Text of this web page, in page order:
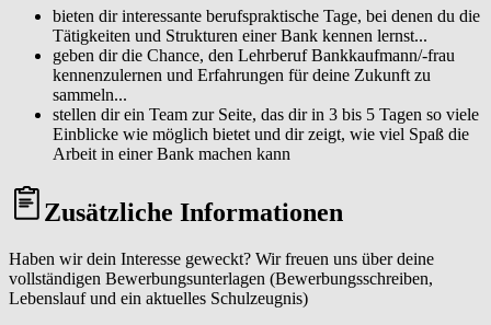
bieten dir interessante berufspraktische Tage, bei denen du die
Tätigkeiten und Strukturen einer Bank kennen lernst...
geben dir die Chance, den Lehrberuf Bankkaufmann/-frau
kennenzulernen und Erfahrungen für deine Zukunft zu
sammeln...
stellen dir ein Team zur Seite, das dir in 3 bis 5 Tagen so viele
Einblicke wie möglich bietet und dir zeigt, wie viel Spaß die
Arbeit in einer Bank machen kann
Zusätzliche Informationen
Haben wir dein Interesse geweckt? Wir freuen uns über deine
vollständigen Bewerbungsunterlagen (Bewerbungsschreiben,
Lebenslauf und ein aktuelles Schulzeugnis)